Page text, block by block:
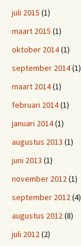
juli 2015 (1)
maart 2015 (1)
oktober 2014(1)
september 2014(1)
maart 2014(1)
februari 2014(1)
januari 2014(1)
augustus 2013 (1)
juni 2013 (1)
november 2012 (1)
september 2012 (4)
augustus 2012 (8)
juli 2012 (2)